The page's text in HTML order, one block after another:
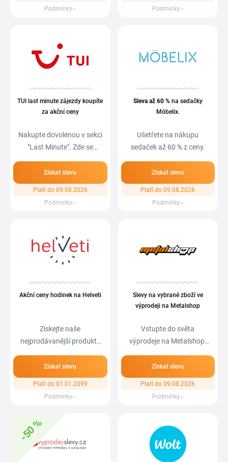
Podmínky
Podmínky
TUI last minute zájezdy koupíte
za akční ceny
Nakupte dovolenou v sekci
"Last Minute". Zde se
Získat slevu
Platí do 09.08.2026
Podmínky
Sleva až 60 %na sedačky
Möbelix.
Ušetřete na nákupu
sedaček až 60 % z ceny.
Získat slevu
Platí do 09.08.2026
Podmínky
Akční ceny hodinek na Helveti
Získejte naše
nejprodávanější produkty
Získat slevu
Platí do 01.01.2099
Podmínky
Slevy na vybrané zboží ve
výprodeji na Metalshop
Vstupte do světa
výprodeje na Metalshop.
Získat slevu
Platí do 09.08.2026
Podmínky
-50 %